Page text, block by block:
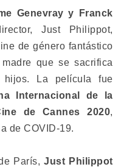
Genevray y Franck
Just Philippot,
de género fantástico
que se sacrifica
La película fue
Internacional de la
de Cannes 2020,
de COVID-19.
París,Just Philippot